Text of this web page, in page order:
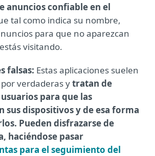
anuncios confiable en el
tal como indica su nombre,
para que no aparezcan
visitando.
falsas: Estas aplicaciones suelen
verdaderas ytratan de
para que las
sus dispositivos y de esa forma
Pueden disfrazarse de
haciéndose pasar
para el seguimiento del